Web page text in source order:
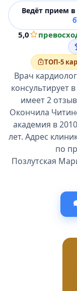
Ведёт прием
5,0
ТОП-5
Врач
консультирует
имеет 2
Окончила
академия в
лет. Адрес
по
Позлутская